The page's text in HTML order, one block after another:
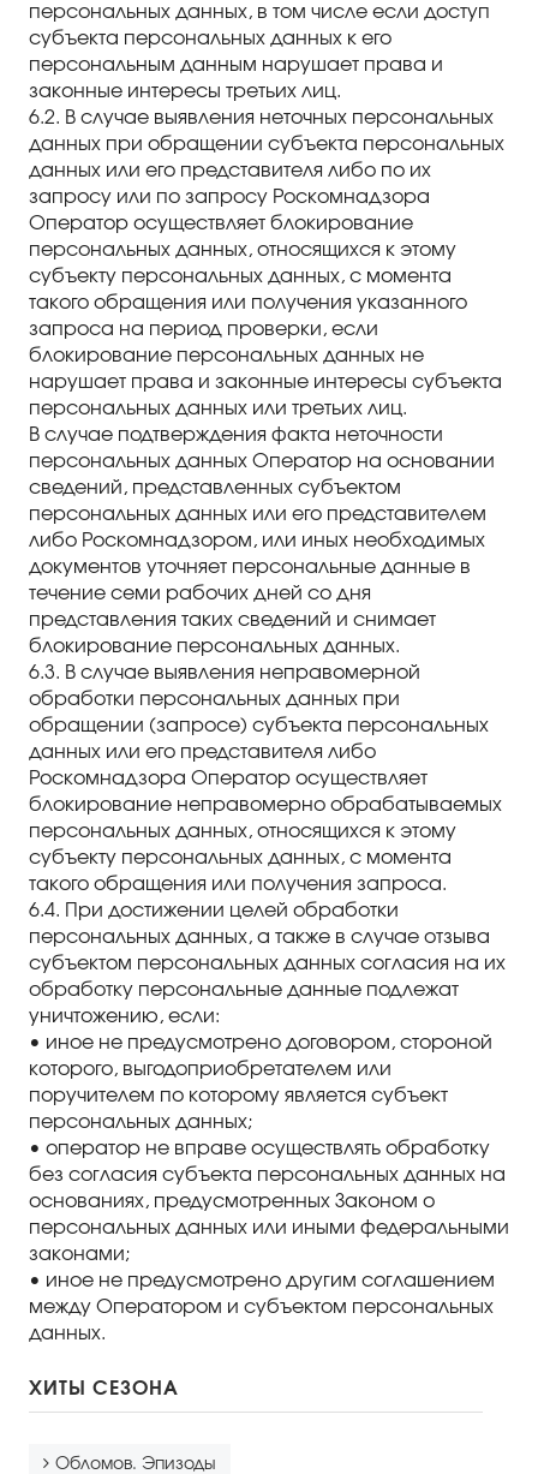
персональных данных, в том числе если доступ
субъекта персональных данных к его
персональным данным нарушает права и
законные интересы третьих лиц.
6.2. В случае выявления неточных персональных
данных при обращении субъекта персональных
данных или его представителя либо по их
запросу или по запросу Роскомнадзора
Оператор осуществляет блокирование
персональных данных, относящихся к этому
субъекту персональных данных, с момента
такого обращения или получения указанного
запроса на период проверки, если
блокирование персональных данных не
нарушает права и законные интересы субъекта
персональных данных или третьих лиц.
В случае подтверждения факта неточности
персональных данных Оператор на основании
сведений, представленных субъектом
персональных данных или его представителем
либо Роскомнадзором, или иных необходимых
документов уточняет персональные данные в
течение семи рабочих дней со дня
представления таких сведений и снимает
блокирование персональных данных.
6.3. В случае выявления неправомерной
обработки персональных данных при
обращении (запросе) субъекта персональных
данных или его представителя либо
Роскомнадзора Оператор осуществляет
блокирование неправомерно обрабатываемых
персональных данных, относящихся к этому
субъекту персональных данных, с момента
такого обращения или получения запроса.
6.4. При достижении целей обработки
персональных данных, а также в случае отзыва
субъектом персональных данных согласия на их
обработку персональные данные подлежат
уничтожению, если:
• иное не предусмотрено договором, стороной
которого, выгодоприобретателем или
поручителем по которому является субъект
персональных данных;
• оператор не вправе осуществлять обработку
без согласия субъекта персональных данных на
основаниях, предусмотренных Законом о
персональных данных или иными федеральными
законами;
• иное не предусмотрено другим соглашением
между Оператором и субъектом персональных
данных.
ХИТЫ СЕЗОНА
Обломов. Эпизоды